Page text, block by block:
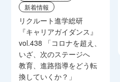
新着情報
リクルート進学総研
『キャリアガイダンス』
vol.438 「コロナを超え、
いざ、次のステージへ
教育、進路指導をどう転
換していくか？」